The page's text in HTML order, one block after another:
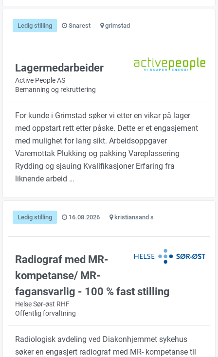
Ledig stilling Snarest grimstad
Lagermedarbeider
Active People AS
Bemanning og rekruttering
For kunde i Grimstad søker vi etter en vikar på lager
med oppstart rett etter påske. Dette er et engasjement
med mulighet for lang sikt. Arbeidsoppgaver
Varemottak Plukking og pakking Vareplassering
Rydding og sjauing Kvalifikasjoner Erfaring fra
liknende arbeid …
Ledig stilling 16.08.2026 kristiansand s
Radiograf med MR-
kompetanse/ MR-
fagansvarlig - 100 % fast stilling
Helse Sør-øst RHF
Offentlig forvaltning
Radiologisk avdeling ved Diakonhjemmet sykehus
søker en engasjert radiograf med MR- kompetanse til